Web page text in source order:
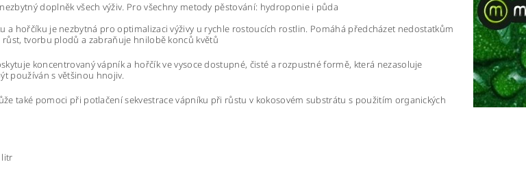
doplněk všech výživ. Pro všechny metody pěstování: hydroponie i půda
a hořčíku je nezbytná pro optimalizaci výživy u rychle rostoucích rostlin. Pomáhá předcházet nedostatkům
tvorbu plodů a zabraňuje hnilobě konců květů
koncentrovaný vápník a hořčík ve vysoce dostupné, čisté a rozpustné formě, která nezasoluje
používán s většinou hnojiv.
také pomoci při potlačení sekvestrace vápníku při růstu v kokosovém substrátu s použitím organických
litr